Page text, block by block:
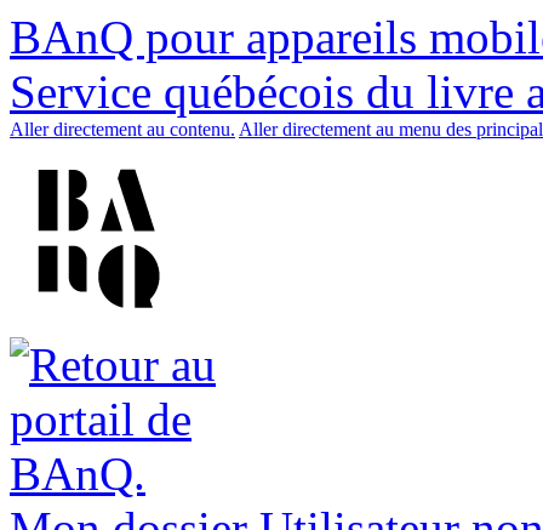
BAnQ pour appareils
Service québécois du livre
Aller directement au contenu. Aller directement au menu des